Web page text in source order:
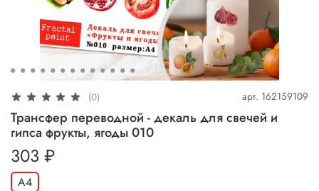
(0) арт. 162159109
Трансфер переводной - декаль для свечей и
гипса фрукты, ягоды 010
303 ₽
А4